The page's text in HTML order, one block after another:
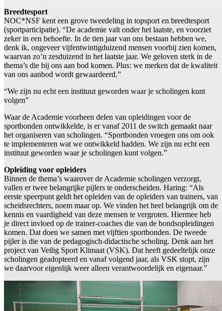
Breedtesport
NOC*NSF kent een grove tweedeling in topsport en breedtesport
(sportparticipatie). “De academie valt onder het laatste, en voorziet
zeker in een behoefte. In de tien jaar van ons bestaan hebben we,
denk ik, ongeveer vijfentwintigduizend mensen voorbij zien komen,
waarvan zo’n zesduizend in het laatste jaar. We geloven sterk in de
thema’s die bij ons aan bod komen. Plus: we merken dat de kwaliteit
van ons aanbod wordt gewaardeerd.”
“We zijn nu echt een instituut geworden waar je scholingen kunt
volgen”
Waar de Academie voorheen delen van opleidingen voor de
sportbonden ontwikkelde, is er vanaf 2011 de switch gemaakt naar
het organiseren van scholingen. “Sportbonden vroegen ons om ook
te implementeren wat we ontwikkeld hadden. We zijn nu echt een
instituut geworden waar je scholingen kunt volgen.”
Opleiding voor opleiders
Binnen de thema’s waarover de Academie scholingen verzorgt,
vallen er twee belangrijke pijlers te onderscheiden. Haring: “Als
eerste speerpunt geldt het opleiden van de opleiders van trainers, van
scheidsrechters, noem maar op. We vinden het heel belangrijk om de
kennis en vaardigheid van deze mensen te vergroten. Hiermee heb
je direct invloed op de trainer-coaches die van de bondsopleidingen
komen. Dat doen we samen met vijftien sportbonden. De tweede
pijler is die van de pedagogisch-didactische scholing. Denk aan het
project van Veilig Sport Klimaat (VSK). Dat heeft gedeeltelijk onze
scholingen geadopteerd en vanaf volgend jaar, als VSK stopt, zijn
we daarvoor eigenlijk weer alleen verantwoordelijk en eigenaar.”